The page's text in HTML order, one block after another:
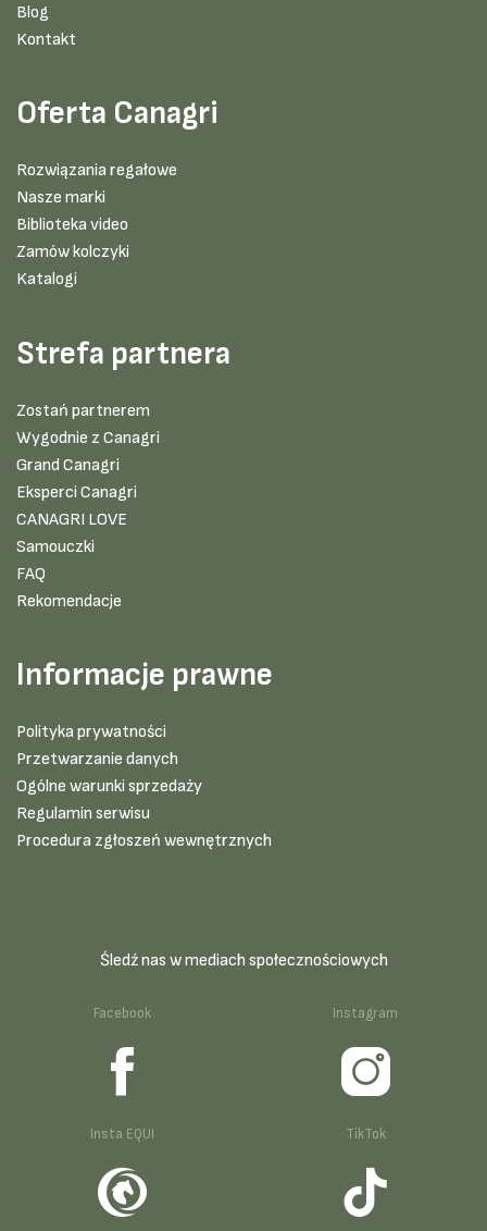
Blog
Kontakt
Oferta Canagri
Rozwiązania regałowe
Nasze marki
Biblioteka video
Zamów kolczyki
Katalogi
Strefa partnera
Zostań partnerem
Wygodnie z Canagri
Grand Canagri
Eksperci Canagri
CANAGRI LOVE
Samouczki
FAQ
Rekomendacje
Informacje prawne
Polityka prywatności
Przetwarzanie danych
Ogólne warunki sprzedaży
Regulamin serwisu
Procedura zgłoszeń wewnętrznych
Śledź nas w mediach społecznościowych
Facebook Instagram
Insta EQUI TikTok